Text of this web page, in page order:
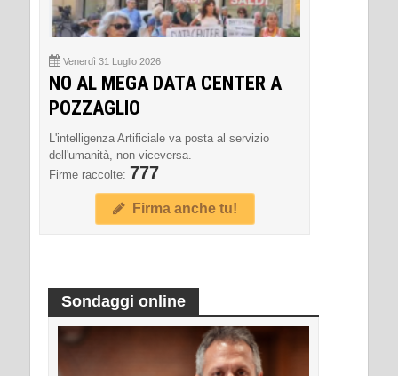
Venerdì 31 Luglio 2026
NO AL MEGA DATA CENTER A
POZZAGLIO
L'intelligenza Artificiale va posta al servizio
dell'umanità, non viceversa.
Firme raccolte: 777
Firma anche tu!
Sondaggi online